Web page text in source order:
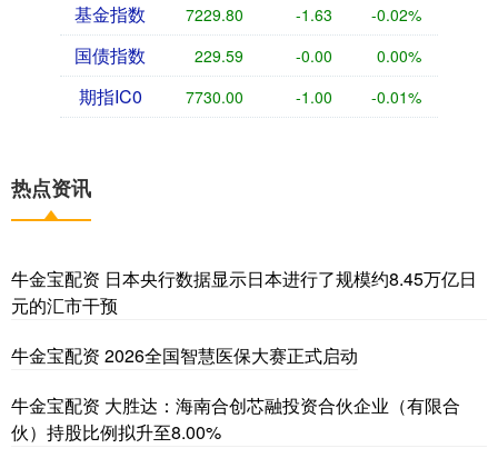
基金指数 7229.80 -1.63 -0.02%
国债指数 229.59 -0.00 0.00%
期指IC0 7730.00 -1.00 -0.01%
热点资讯
牛金宝配资 日本央行数据显示日本进行了规模约8.45万亿日
元的汇市干预
牛金宝配资 2026全国智慧医保大赛正式启动
牛金宝配资 大胜达：海南合创芯融投资合伙企业（有限合
伙）持股比例拟升至8.00%